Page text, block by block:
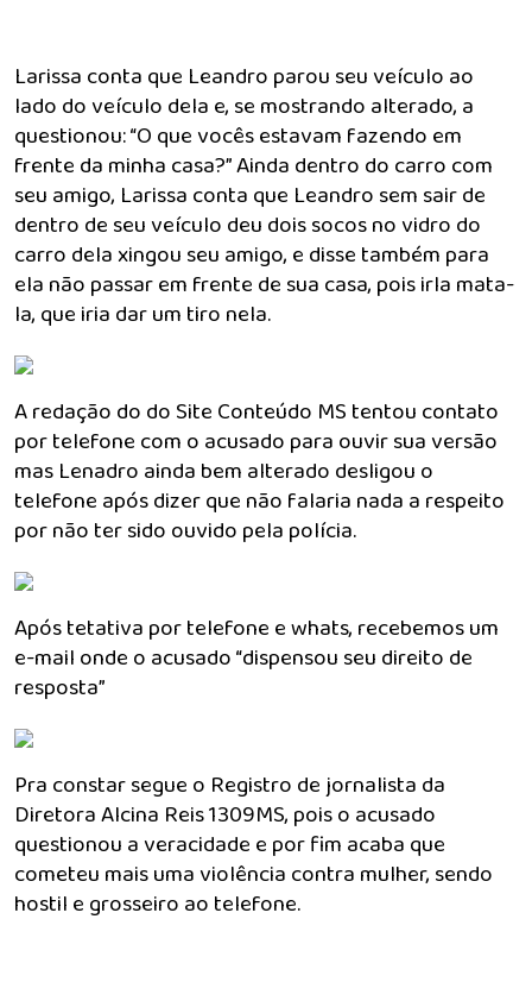
Larissa conta que Leandro parou seu veículo ao
lado do veículo dela e, se mostrando alterado, a
questionou: “O que vocês estavam fazendo em
frente da minha casa?” Ainda dentro do carro com
seu amigo, Larissa conta que Leandro sem sair de
dentro de seu veículo deu dois socos no vidro do
carro dela xingou seu amigo, e disse também para
ela não passar em frente de sua casa, pois irla mata-
la, que iria dar um tiro nela.
A redação do do Site Conteúdo MS tentou contato
por telefone com o acusado para ouvir sua versão
mas Lenadro ainda bem alterado desligou o
telefone após dizer que não falaria nada a respeito
por não ter sido ouvido pela polícia.
Após tetativa por telefone e whats, recebemos um
e-mail onde o acusado “dispensou seu direito de
resposta”
Pra constar segue o Registro de jornalista da
Diretora Alcina Reis 1309MS, pois o acusado
questionou a veracidade e por fim acaba que
cometeu mais uma violência contra mulher, sendo
hostil e grosseiro ao telefone.